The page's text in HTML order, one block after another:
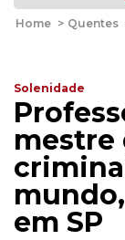
Home > Quentes
Solenidade
mestre
em SP